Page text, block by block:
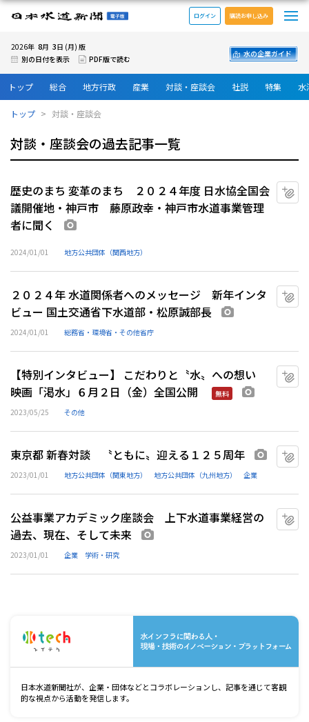
日本水道新聞 電子版
ログイン 購読お申し込み
2026年 8月 3日 (月) 版
別の日付を表示
PDF版で読む
水の企業ガイド
トップ 総合 地方行政 産業 対談・座談会 社説 特集 水
トップ 対談・座談会
対談・座談会の過去記事一覧
歴史のまち 変革のまち ２０２４年度 日水協全国会
議開催地・神戸市 藤原政幸・神戸市水道事業管理
者に聞く
2024/01/01 地方公共団体（関西地方）
２０２４年 水道関係者へのメッセージ 新年インタ
ビュー 国土交通省下水道部・松原誠部長
2024/01/01 総務省・環境省・その他省庁
【特別インタビュー】 こだわりと〝水〟への想い
映画「渇水」６月２日（金）全国公開
無料 画像あり
2023/05/25 その他
東京都 新春対談 〝ともに〟迎える１２５周年 画像あり
2023/01/01 地方公共団体（関東地方） 地方公共団体（九州地方） 企業
公益事業アカデミック座談会 上下水道事業経営の
過去、現在、そして未来
2023/01/01 企業 学術・研究
日本水道新聞社が、企業・団体などとコラボレーションし、記事を通じて客観
的な視点から活動を発信します。